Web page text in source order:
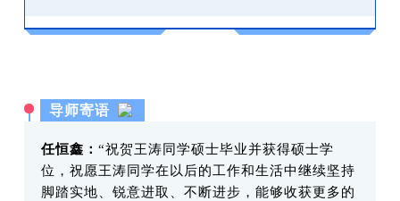
导师寄语
任恒鑫：“祝贺王涛同学硕士毕业并获得硕士学
位，祝愿王涛同学在以后的工作和生活中继续坚持
脚踏实地、锐意进取、不断进步，能够收获更多的